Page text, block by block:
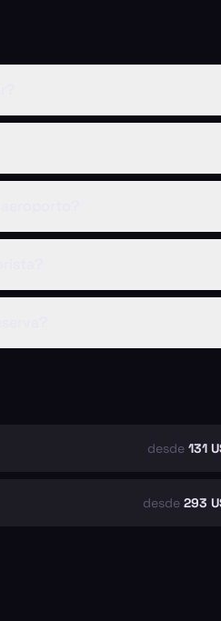
desde 131
desde 293